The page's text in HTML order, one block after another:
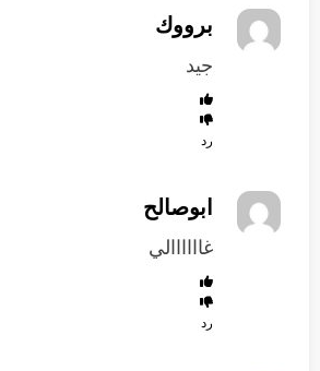
برووك
جيد
رد
ابوصالح
غاااااالي
رد